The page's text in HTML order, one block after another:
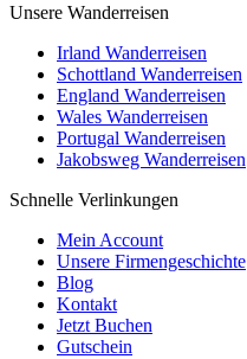
Unsere Wanderreisen
Irland Wanderreisen
Schottland Wanderreisen
England Wanderreisen
Wales Wanderreisen
Portugal Wanderreisen
Jakobsweg Wanderreisen
Schnelle Verlinkungen
Mein Account
Unsere Firmengeschichte
Blog
Kontakt
Jetzt Buchen
Gutschein